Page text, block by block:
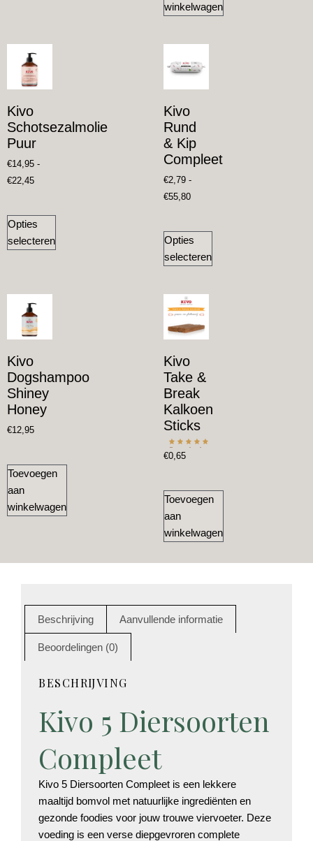
winkelwagen
Kivo
Schotsezalmolie
Puur
€14,95 -
€22,45
Opties
selecteren
Kivo
Rund
& Kip
Compleet
€2,79 -
€55,80
Opties
selecteren
Kivo
Dogshampoo
Shiney
Honey
€12,95
Toevoegen
aan
winkelwagen
Kivo
Take &
Break
Kalkoen
Sticks
Gewaardeerd
5.00
uit 5
€0,65
Toevoegen
aan
winkelwagen
Beschrijving Aanvullende informatie
Beoordelingen (0)
BESCHRIJVING
Kivo 5 Diersoorten
Compleet
Kivo 5 Diersoorten Compleet is een lekkere
maaltijd bomvol met natuurlijke ingrediënten en
gezonde foodies voor jouw trouwe viervoeter. Deze
voeding is een verse diepgevroren complete